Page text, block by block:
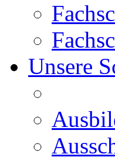
Unsere